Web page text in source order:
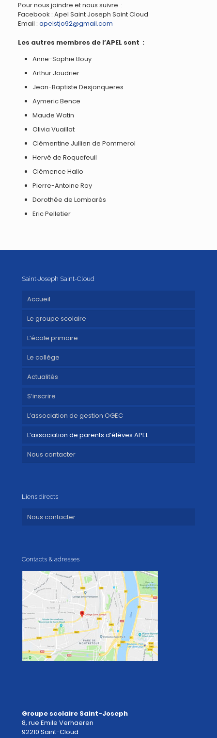
Pour nous joindre et nous suivre :
Facebook : Apel Saint Joseph Saint Cloud
Email : apelstjo92@gmail.com
Les autres membres de l’APEL sont :
Anne-Sophie Bouy
Arthur Joudrier
Jean-Baptiste Desjonqueres
Aymeric Bence
Maude Watin
Olivia Vuaillat
Clémentine Jullien de Pommerol
Hervé de Roquefeuil
Clémence Hallo
Pierre-Antoine Roy
Dorothée de Lombarès
Eric Pelletier
Saint-Joseph Saint-Cloud
Accueil
Le groupe scolaire
L’école primaire
Le collège
Actualités
S’inscrire
L’association de gestion OGEC
L’association de parents d’élèves APEL
Nous contacter
Liens directs
Nous contacter
Contacts & adresses
Groupe scolaire Saint-Joseph
8, rue Emile Verhaeren
92210 Saint-Cloud